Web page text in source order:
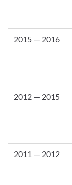
2015 — 2016
2012 — 2015
2011 — 2012